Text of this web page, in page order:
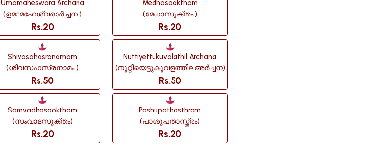
Umamaheswara Archana
(ഉമാമഹേശ്വരാർച്ചന )
Rs.20
Medhasooktham
(മേധാസൂക്തം )
Rs.20
Shivasahasranamam
(ശിവസഹസ്രനാമം )
Rs.50
Nuttiyettukuvalathil Archana
(നൂറ്റിയെട്ടുകൂവളത്തിലഅർച്ചന)
Rs.50
Samvadhasooktham
(സംവാദസൂക്തം)
Rs.20
Pashupathasthram
(പാശുപതാസ്ത്രം)
Rs.20